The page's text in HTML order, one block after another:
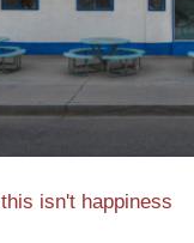
this isn't happiness